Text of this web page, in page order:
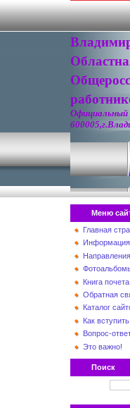
Официальный
Меню
Главная
Информация
Книга
Обратная
Каталог
Как
Вопрос-
Это важно!
Поиск